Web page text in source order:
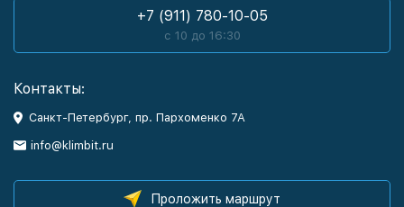
+7 (911) 780-10-05
с 10 до 16:30
Контакты:
Санкт-Петербург, пр. Пархоменко 7А
info@klimbit.ru
Проложить маршрут